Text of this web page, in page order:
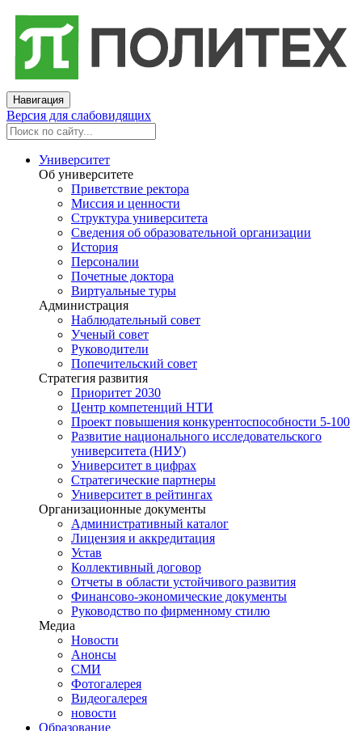
Навигация
Версия для слабовидящих
Университет
Об университете
Приветствие ректора
Миссия и ценности
Структура университета
Сведения об образовательной организации
История
Персоналии
Почетные доктора
Виртуальные туры
Администрация
Наблюдательный совет
Ученый совет
Руководители
Попечительский совет
Стратегия развития
Приоритет 2030
Центр компетенций НТИ
Проект повышения конкурентоспособности 5-100
Развитие национального исследовательского
университета (НИУ)
Университет в цифрах
Стратегические партнеры
Университет в рейтингах
Организационные документы
Административный каталог
Лицензия и аккредитация
Устав
Коллективный договор
Отчеты в области устойчивого развития
Финансово-экономические документы
Руководство по фирменному стилю
Медиа
Новости
Анонсы
СМИ
Фотогалерея
Видеогалерея
новости
Образование